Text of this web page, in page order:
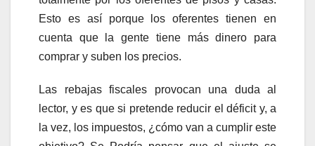
Esto es así porque los oferentes tienen en
cuenta que la gente tiene más dinero para
comprar y suben los precios.
Las rebajas fiscales provocan una duda al
lector, y es que si pretende reducir el déficit y, a
la vez, los impuestos, ¿cómo van a cumplir este